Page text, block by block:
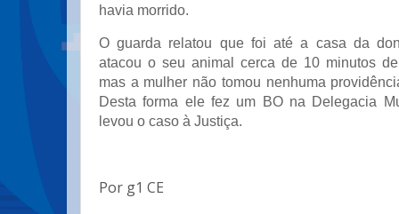
havia morrido.
O guarda relatou que foi até a casa da
atacou o seu animal cerca de 10 minutos
mas a mulher não tomou nenhuma
Desta forma ele fez um BO na Delegacia
levou o caso à Justiça.
Por g1 CE